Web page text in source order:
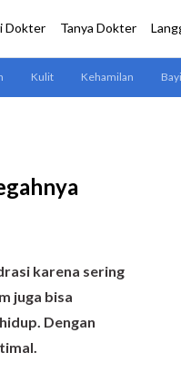
karena sering
juga bisa
Dengan